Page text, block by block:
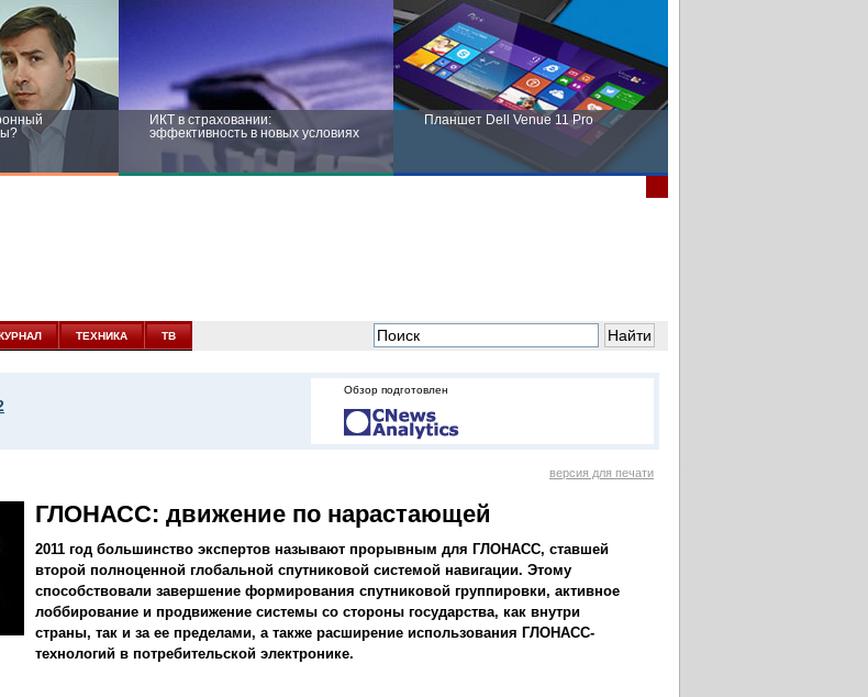
ИКТ в страховании:
эффективность в новых условиях
Планшет Dell Venue 11 Pro
новых условиях
ТЕХНИКА ТВ
Обзор подготовлен
версия для печати
ГЛОНАСС: движение по нарастающей
2011 год большинство экспертов называют прорывным для ГЛОНАСС, ставшей
второй полноценной глобальной спутниковой системой навигации. Этому
способствовали завершение формирования спутниковой группировки, активное
лоббирование и продвижение системы со стороны государства, как внутри
страны, так и за ее пределами, а также расширение использования ГЛОНАСС-
технологий в потребительской электронике.